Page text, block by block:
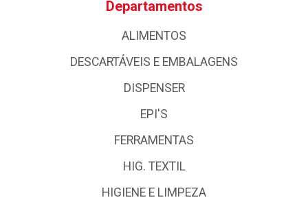
Departamentos
ALIMENTOS
DESCARTÁVEIS E EMBALAGENS
DISPENSER
EPI'S
FERRAMENTAS
HIG. TEXTIL
HIGIENE E LIMPEZA